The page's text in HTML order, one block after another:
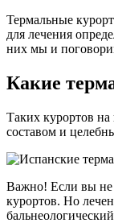
Термальные
для лечения
них мы и
Какие
Таких курортов
составом и
Важно! Если вы не
курортов. Но